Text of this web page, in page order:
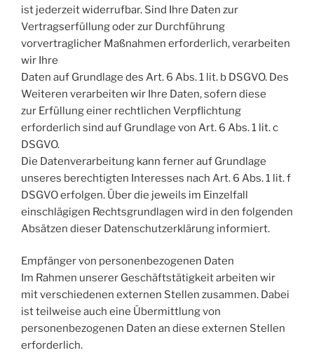
ist jederzeit widerrufbar. Sind Ihre Daten zur
Vertragserfüllung oder zur Durchführung
vorvertraglicher Maßnahmen erforderlich, verarbeiten
wir Ihre
Daten auf Grundlage des Art. 6 Abs. 1 lit. b DSGVO. Des
Weiteren verarbeiten wir Ihre Daten, sofern diese
zur Erfüllung einer rechtlichen Verpflichtung
erforderlich sind auf Grundlage von Art. 6 Abs. 1 lit. c
DSGVO.
Die Datenverarbeitung kann ferner auf Grundlage
unseres berechtigten Interesses nach Art. 6 Abs. 1 lit. f
DSGVO erfolgen. Über die jeweils im Einzelfall
einschlägigen Rechtsgrundlagen wird in den folgenden
Absätzen dieser Datenschutzerklärung informiert.
Empfänger von personenbezogenen Daten
Im Rahmen unserer Geschäftstätigkeit arbeiten wir
mit verschiedenen externen Stellen zusammen. Dabei
ist teilweise auch eine Übermittlung von
personenbezogenen Daten an diese externen Stellen
erforderlich.